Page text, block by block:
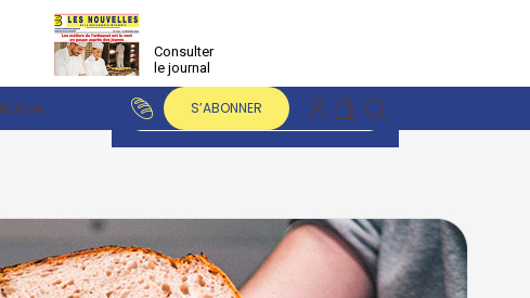
Consulter
le journal
Boutique S’ABONNER